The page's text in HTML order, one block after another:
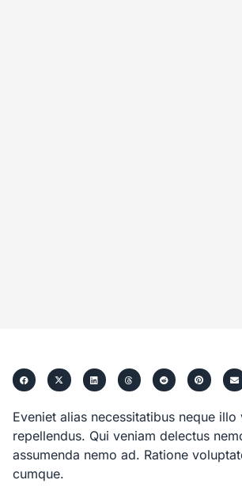
Eveniet alias necessitatibus neque
repellendus. Qui veniam delectus
assumenda nemo ad. Ratione
cumque.